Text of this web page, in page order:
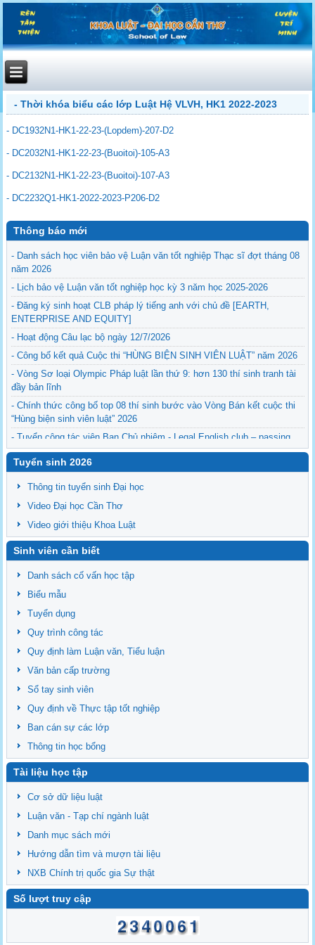
- Thời khóa biểu các lớp Luật Hệ VLVH, HK1 2022-2023
- DC1932N1-HK1-22-23-(Lopdem)-207-D2
- DC2032N1-HK1-22-23-(Buoitoi)-105-A3
- DC2132N1-HK1-22-23-(Buoitoi)-107-A3
- DC2232Q1-HK1-2022-2023-P206-D2
Thông báo mới
- Danh sách học viên bảo vệ Luận văn tốt nghiệp Thạc sĩ đợt tháng 08
năm 2026
- Lịch bảo vệ Luận văn tốt nghiệp học kỳ 3 năm học 2025-2026
- Đăng ký sinh hoạt CLB pháp lý tiếng anh với chủ đề [EARTH,
ENTERPRISE AND EQUITY]
- Hoạt động Câu lạc bộ ngày 12/7/2026
- Công bố kết quả Cuộc thi “HÙNG BIỆN SINH VIÊN LUẬT” năm 2026
- Vòng Sơ loại Olympic Pháp luật lần thứ 9: hơn 130 thí sinh tranh tài
đầy bản lĩnh
- Chính thức công bố top 08 thí sinh bước vào Vòng Bán kết cuộc thi
“Hùng biện sinh viên luật” 2026
- Tuyển cộng tác viên Ban Chủ nhiệm - Legal English club – passing
the torch
- Sinh hoạt của CLB Tiếng Anh pháp lý 05-2026
- Kế hoạch bào vệ Luận văn/Đề án thạc sĩ ngày 26/06/2026
Tuyển sinh 2026
Thông tin tuyển sinh Đại học
Video Đại học Cần Thơ
Video giới thiệu Khoa Luật
Sinh viên cần biết
Danh sách cố vấn học tập
Biểu mẫu
Tuyển dụng
Quy trình công tác
Quy định làm Luận văn, Tiểu luận
Văn bản cấp trường
Sổ tay sinh viên
Quy định về Thực tập tốt nghiệp
Ban cán sự các lớp
Thông tin học bổng
Tài liệu học tập
Cơ sở dữ liệu luật
Luận văn - Tạp chí ngành luật
Danh mục sách mới
Hướng dẫn tìm và mượn tài liệu
NXB Chính trị quốc gia Sự thật
Số lượt truy cập